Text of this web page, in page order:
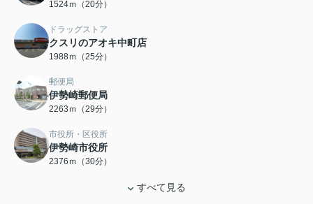
1524ｍ（20分）
ドラッグストア
クスリのアオキ中町店
1988ｍ（25分）
郵便局
伊勢崎郵便局
2263ｍ（29分）
市役所・区役所
伊勢崎市役所
2376ｍ（30分）
すべて見る